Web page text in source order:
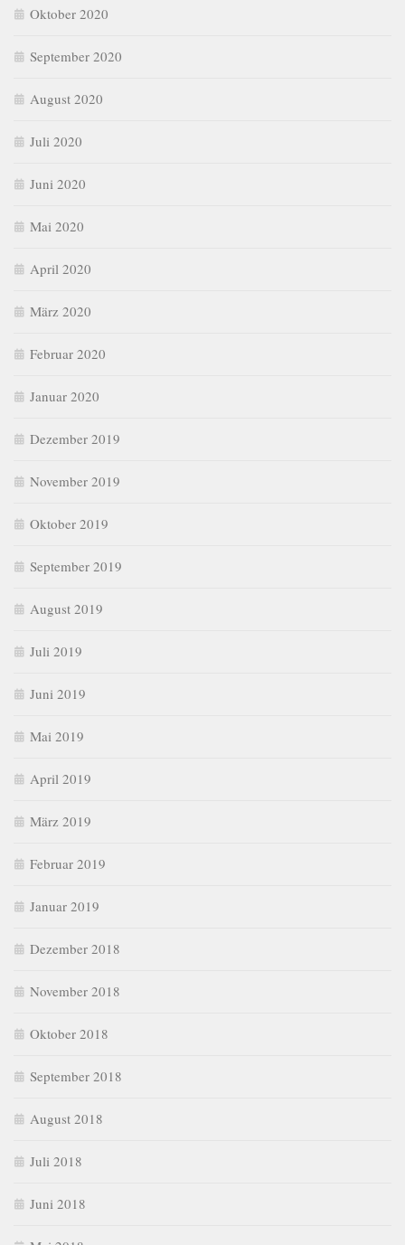
Oktober 2020
September 2020
August 2020
Juli 2020
Juni 2020
Mai 2020
April 2020
März 2020
Februar 2020
Januar 2020
Dezember 2019
November 2019
Oktober 2019
September 2019
August 2019
Juli 2019
Juni 2019
Mai 2019
April 2019
März 2019
Februar 2019
Januar 2019
Dezember 2018
November 2018
Oktober 2018
September 2018
August 2018
Juli 2018
Juni 2018